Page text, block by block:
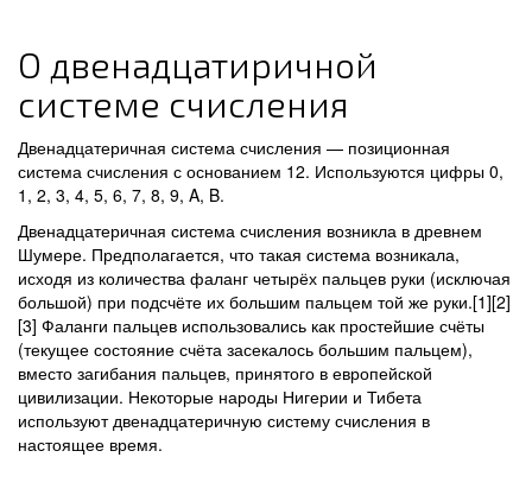
О двенадцатиричной
системе счисления
Двенадцатеричная система счисления — позиционная
система счисления с основанием 12. Используются цифры 0,
1, 2, 3, 4, 5, 6, 7, 8, 9, A, B.
Двенадцатеричная система счисления возникла в древнем
Шумере. Предполагается, что такая система возникала,
исходя из количества фаланг четырёх пальцев руки (исключая
большой) при подсчёте их большим пальцем той же руки.[1][2]
[3] Фаланги пальцев использовались как простейшие счёты
(текущее состояние счёта засекалось большим пальцем),
вместо загибания пальцев, принятого в европейской
цивилизации. Некоторые народы Нигерии и Тибета
используют двенадцатеричную систему счисления в
настоящее время.